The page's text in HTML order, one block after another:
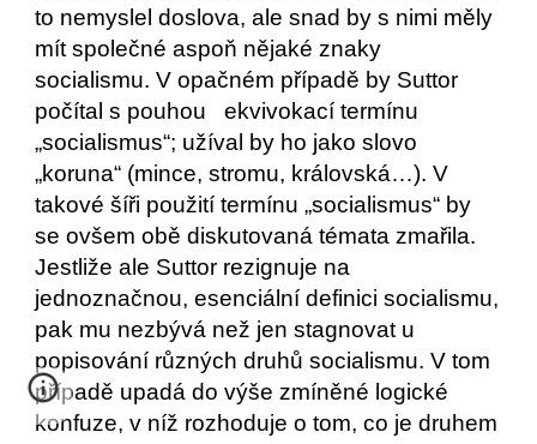
to nemyslel doslova, ale snad by s nimi měly
mít společné aspoň nějaké znaky
socialismu. V opačném případě by Suttor
počítal s pouhou   ekvivokací termínu
„socialismus“; užíval by ho jako slovo
„koruna“ (mince, stromu, královská…). V
takové šíři použití termínu „socialismus“ by
se ovšem obě diskutovaná témata zmařila.
Jestliže ale Suttor rezignuje na
jednoznačnou, esenciální definici socialismu,
pak mu nezbývá než jen stagnovat u
popisování různých druhů socialismu. V tom
případě upadá do výše zmíněné logické
konfuze, v níž rozhoduje o tom, co je druhem